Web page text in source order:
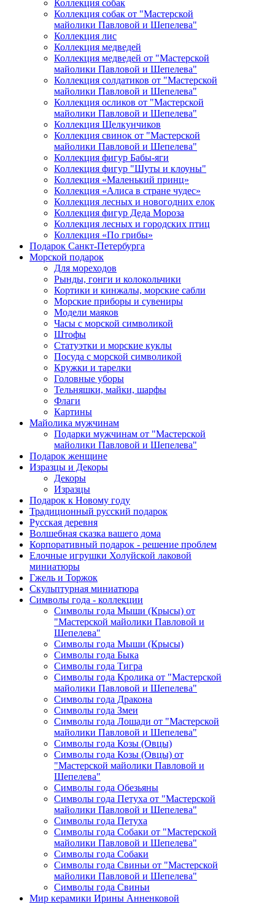
Коллекция собак
Коллекция собак от "Мастерской
майолики Павловой и Шепелева"
Коллекция лис
Коллекция медведей
Коллекция медведей от "Мастерской
майолики Павловой и Шепелева"
Коллекция солдатиков от "Мастерской
майолики Павловой и Шепелева"
Коллекция осликов от "Мастерской
майолики Павловой и Шепелева"
Коллекция Щелкунчиков
Коллекция свинок от "Мастерской
майолики Павловой и Шепелева"
Коллекция фигур Бабы-яги
Коллекция фигур "Шуты и клоуны"
Коллекция «Маленький принц»
Коллекция «Алиса в стране чудес»
Коллекция лесных и новогодних елок
Коллекция фигур Деда Мороза
Коллекция лесных и городских птиц
Коллекция «По грибы»
Подарок Санкт-Петербурга
Морской подарок
Для мореходов
Рынды, гонги и колокольчики
Кортики и кинжалы, морские сабли
Морские приборы и сувениры
Модели маяков
Часы с морской символикой
Штофы
Статуэтки и морские куклы
Посуда с морской символикой
Кружки и тарелки
Головные уборы
Тельняшки, майки, шарфы
Флаги
Картины
Майолика мужчинам
Подарки мужчинам от "Мастерской
майолики Павловой и Шепелева"
Подарок женщине
Изразцы и Декоры
Декоры
Изразцы
Подарок к Новому году
Традиционный русский подарок
Русская деревня
Волшебная сказка вашего дома
Корпоративный подарок - решение проблем
Елочные игрушки Холуйской лаковой
миниатюры
Гжель и Торжок
Скульптурная миниатюра
Символы года - коллекции
Символы года Мыши (Крысы) от
"Мастерской майолики Павловой и
Шепелева"
Символы года Мыши (Крысы)
Символы года Быка
Символы года Тигра
Символы года Кролика от "Мастерской
майолики Павловой и Шепелева"
Символы года Дракона
Символы года Змеи
Символы года Лошади от "Мастерской
майолики Павловой и Шепелева"
Символы года Козы (Овцы)
Символы года Козы (Овцы) от
"Мастерской майолики Павловой и
Шепелева"
Символы года Обезьяны
Символы года Петуха от "Мастерской
майолики Павловой и Шепелева"
Символы года Петуха
Символы года Собаки от "Мастерской
майолики Павловой и Шепелева"
Символы года Собаки
Символы года Свиньи от "Мастерской
майолики Павловой и Шепелева"
Символы года Свиньи
Мир керамики Ирины Анненковой